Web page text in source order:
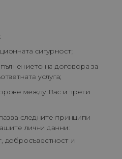
сигурност;
на договора за
услуга;
между Вас и трети
следните принципи
лични данни:
добросъвестност и